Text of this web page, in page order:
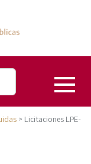
> Licitaciones LPE-